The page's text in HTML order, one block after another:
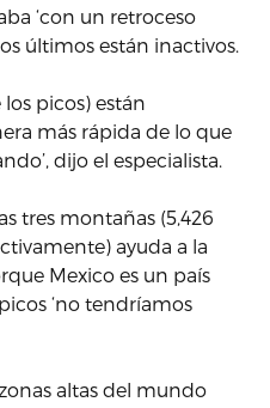
‘con un retroceso
últimos están inactivos.
los picos) están
más rápida de lo que
dijo el especialista.
tres montañas (5,426
ayuda a la
Mexico es un país
‘no tendríamos
altas del mundo